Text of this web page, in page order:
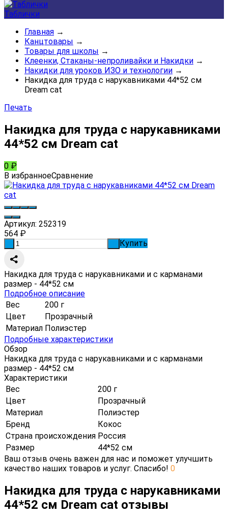
Таблички
Главная →
Канцтовары →
Товары для школы →
Клеенки, Стаканы-непроливайки и Накидки →
Накидки для уроков ИЗО и технологии →
Накидка для труда с нарукавниками 44*52 см
Dream cat
Печать
Накидка для труда с нарукавниками
44*52 см Dream cat
0 ₽
В избранноеСравнение
Артикул: 252319
564 ₽
Купить
Накидка для труда с нарукавниками и с карманами
размер - 44*52 см
Подробное описание
Вес
200 г
Цвет
Прозрачный
Материал Полиэстер
Подробные характеристики
Обзор
Накидка для труда с нарукавниками и с карманами
размер - 44*52 см
Характеристики
Вес
200 г
Цвет
Прозрачный
Материал
Полиэстер
Бренд
Кокос
Страна происхождения Россия
Размер
44*52 см
Ваш отзыв очень важен для нас и поможет улучшить
качество наших товаров и услуг. Спасибо! 0
Накидка для труда с нарукавниками
44*52 см Dream cat отзывы